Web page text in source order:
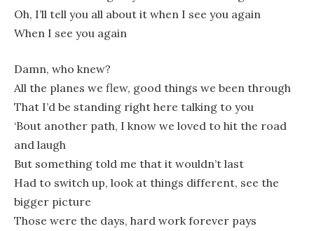
Oh, I’ll tell you all about it when I see you again
When I see you again
Damn, who knew?
All the planes we flew, good things we been through
That I’d be standing right here talking to you
‘Bout another path, I know we loved to hit the road
and laugh
But something told me that it wouldn’t last
Had to switch up, look at things different, see the
bigger picture
Those were the days, hard work forever pays